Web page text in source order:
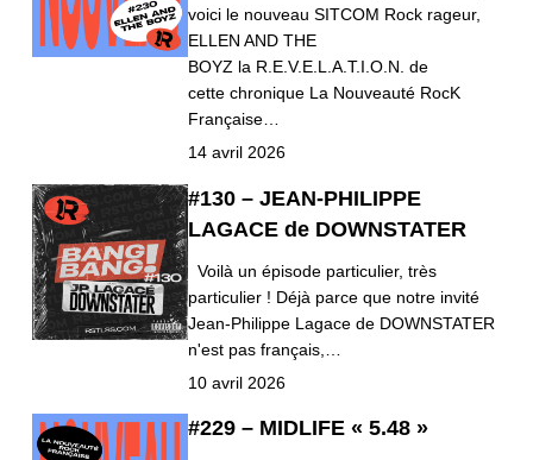
voici le nouveau SITCOM Rock rageur,
ELLEN AND THE
BOYZ la R.E.V.E.L.A.T.I.O.N. de
cette chronique La Nouveauté RocK
Française…
14 avril 2026
#130 – JEAN-PHILIPPE
LAGACE de DOWNSTATER
Voilà un épisode particulier, très
particulier ! Déjà parce que notre invité
Jean-Philippe Lagace de DOWNSTATER
n'est pas français,…
10 avril 2026
#229 – MIDLIFE « 5.48 »